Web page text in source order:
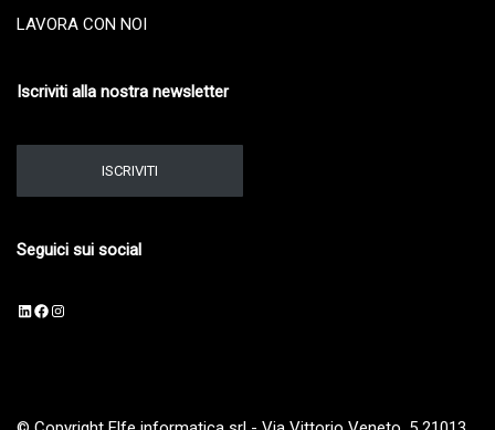
LAVORA CON NOI
Iscriviti alla nostra newsletter
ISCRIVITI
Seguici sui social
LinkedIn
Facebook
Instagram